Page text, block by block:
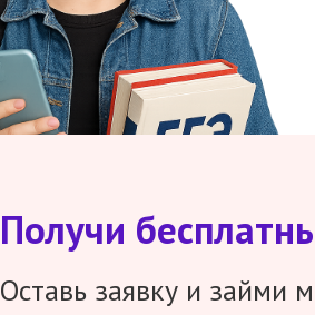
Получи
Оставь заявку и займи